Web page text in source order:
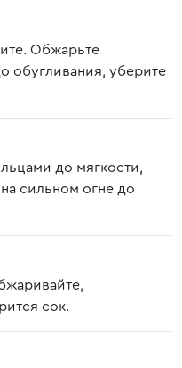
Обжарьте
обугливания, уберите
до мягкости,
сильном огне до
сок.